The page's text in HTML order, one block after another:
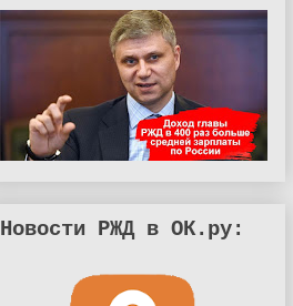
Новости РЖД в ОК.ру: